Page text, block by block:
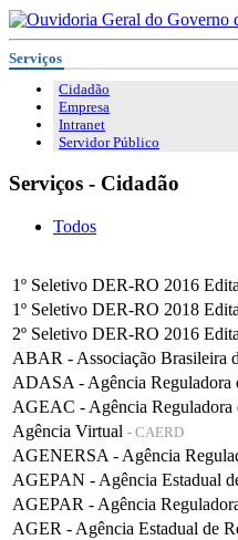
Serviços
Cidadão
Empresa
Intranet
Servidor Público
Serviços - Cidadão
Todos
1º Seletivo DER-RO 2016
1º Seletivo DER-RO 2018
2º Seletivo DER-RO 2016
ABAR - Associação Brasileira
ADASA - Agência Reguladora
AGEAC - Agência Reguladora
Agência Virtual - CAERD
AGENERSA - Agência
AGEPAN - Agência Estadual
AGEPAR - Agência
AGER - Agência Estadual de